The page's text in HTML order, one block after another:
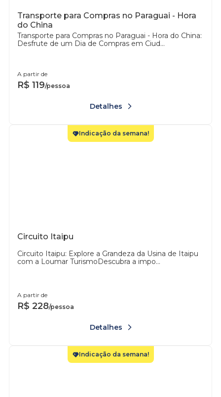
Transporte para Compras no Paraguai - Hora
do China
Transporte para Compras no Paraguai - Hora do China:
Desfrute de um Dia de Compras em Ciud...
A partir de
R$ 119/pessoa
Detalhes
Indicação da semana!
Circuito Itaipu
Circuito Itaipu: Explore a Grandeza da Usina de Itaipu
com a Loumar TurismoDescubra a impo...
A partir de
R$ 228/pessoa
Detalhes
Indicação da semana!